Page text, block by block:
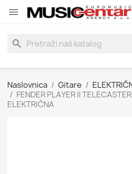

search
Naslovnica Gitare
FENDER PLAYER II
ELEKTRIČNA